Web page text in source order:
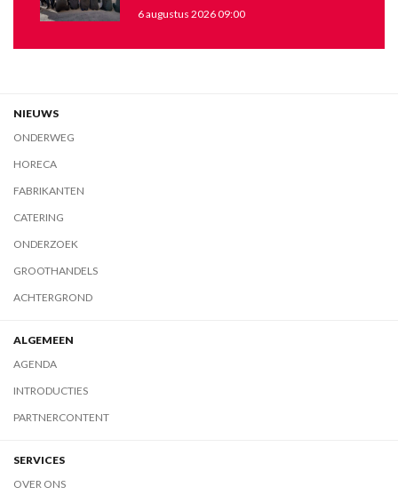
6 augustus 2026 09:00
NIEUWS
ONDERWEG
HORECA
FABRIKANTEN
CATERING
ONDERZOEK
GROOTHANDELS
ACHTERGROND
ALGEMEEN
AGENDA
INTRODUCTIES
PARTNERCONTENT
SERVICES
OVER ONS